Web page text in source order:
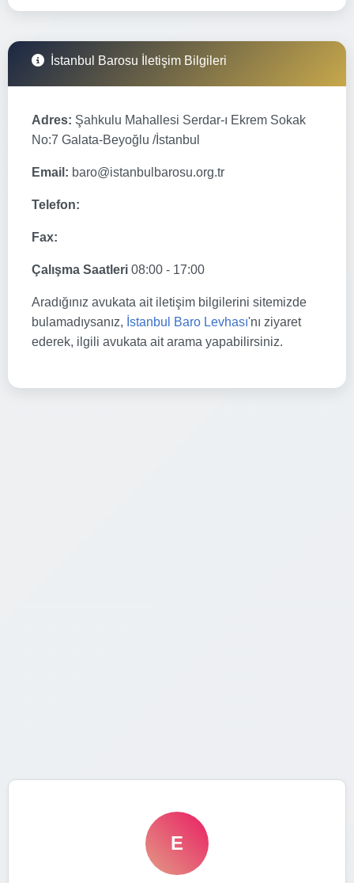
İstanbul Barosu İletişim Bilgileri
Adres: Şahkulu Mahallesi Serdar-ı Ekrem Sokak
No:7 Galata-Beyoğlu /İstanbul
Email: baro@istanbulbarosu.org.tr
Telefon:
Fax:
Çalışma Saatleri 08:00 - 17:00
Aradığınız avukata ait iletişim bilgilerini sitemizde
bulamadıysanız, İstanbul Baro Levhası'nı ziyaret
ederek, ilgili avukata ait arama yapabilirsiniz.
E